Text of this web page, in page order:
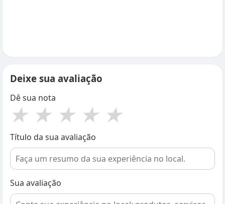
Deixe sua avaliação
Dê sua nota
★ ★ ★ ★ ★
Título da sua avaliação
Sua avaliação